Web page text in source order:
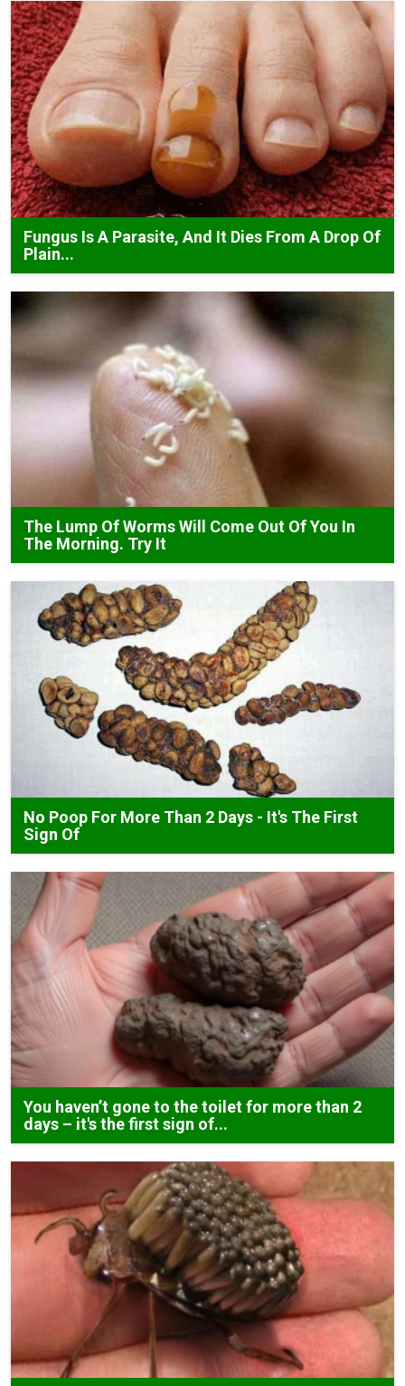
Fungus Is A Parasite, And It Dies From A Drop Of
Plain...
The Lump Of Worms Will Come Out Of You In
The Morning. Try It
No Poop For More Than 2 Days - It's The First
Sign Of
You haven’t gone to the toilet for more than 2
days – it's the first sign of...